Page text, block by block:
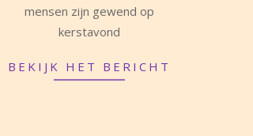
mensen zijn gewend op
kerstavond
BEKIJK HET BERICHT